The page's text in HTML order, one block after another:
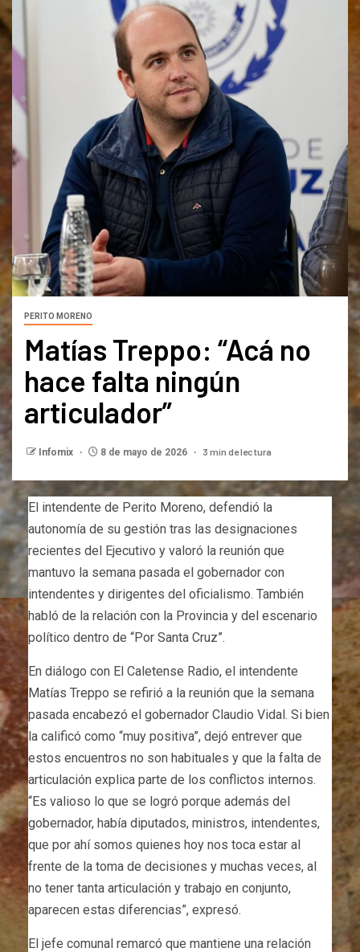
PERITO MORENO
Matías Treppo: “Acá no
hace falta ningún
articulador”
Infomix 8 de mayo de 2026 3 min de lectura
El intendente de Perito Moreno, defendió la
autonomía de su gestión tras las designaciones
recientes del Ejecutivo y valoró la reunión que
mantuvo la semana pasada el gobernador con
intendentes y dirigentes del oficialismo. También
habló de la relación con la Provincia y del escenario
político dentro de “Por Santa Cruz”.
En diálogo con El Caletense Radio, el intendente
Matías Treppo se refirió a la reunión que la semana
pasada encabezó el gobernador Claudio Vidal. Si bien
la calificó como “muy positiva”, dejó entrever que
estos encuentros no son habituales y que la falta de
articulación explica parte de los conflictos internos.
“Es valioso lo que se logró porque además del
gobernador, había diputados, ministros, intendentes,
que por ahí somos quienes hoy nos toca estar al
frente de la toma de decisiones y muchas veces, al
no tener tanta articulación y trabajo en conjunto,
aparecen estas diferencias”, expresó.
El jefe comunal remarcó que mantiene una relación